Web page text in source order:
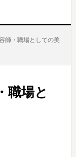
師・職場としての美
職場と